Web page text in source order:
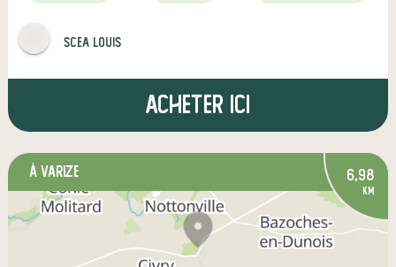
SCEA Louis
Acheter ici
à Varize 6,98
km